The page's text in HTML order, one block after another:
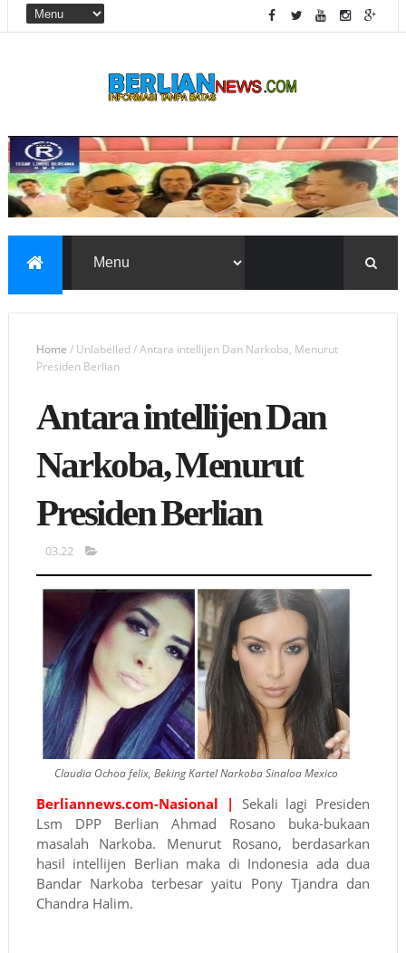
Home /Unlabelled /Antara intellijen Dan Narkoba, Menurut
Presiden Berlian
Antara intellijen Dan
Narkoba, Menurut
Presiden Berlian
03.22
Claudia Ochoa felix, Beking Kartel Narkoba Sinaloa Mexico
Berliannews.com-Nasional | Sekali lagi Presiden
Lsm DPP Berlian Ahmad Rosano buka-bukaan
masalah Narkoba. Menurut Rosano, berdasarkan
hasil intellijen Berlian maka di Indonesia ada dua
Bandar Narkoba terbesar yaitu Pony Tjandra dan
Chandra Halim.